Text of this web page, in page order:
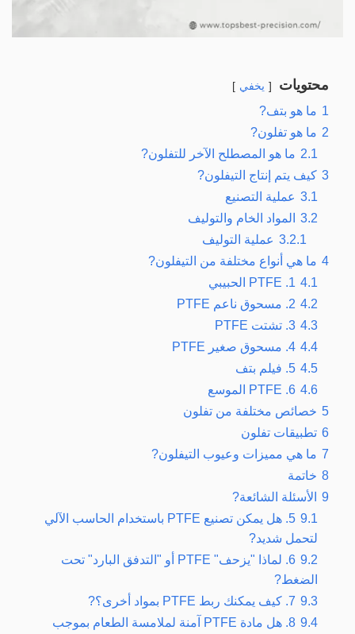
محتويات يخفي
1 ما هو بتف?
2 ما هو تفلون?
2.1 ما هو المصطلح الآخر للتفلون?
3 كيف يتم إنتاج التيفلون?
3.1 عملية التصنيع
3.2 المواد الخام والتوليف
3.2.1 عملية التوليف
4 ما هي أنواع مختلفة من التيفلون?
4.1 1. PTFE الحبيبي
4.2 2. مسحوق ناعم PTFE
4.3 3. تشتت PTFE
4.4 4. مسحوق صغير PTFE
4.5 5. فيلم بتف
4.6 6. PTFE الموسع
5 خصائص مختلفة من تفلون
6 تطبيقات تفلون
7 ما هي مميزات وعيوب التيفلون?
8 خاتمة
9 الأسئلة الشائعة?
9.1
5. هل يمكن تصنيع PTFE باستخدام الحاسب الآلي
لتحمل شديد?
9.2
6. لماذا "يزحف" PTFE أو "التدفق البارد" تحت
الضغط?
9.3 7. كيف يمكنك ربط PTFE بمواد أخرى؟?
9.4
8. هل مادة PTFE آمنة لملامسة الطعام بموجب